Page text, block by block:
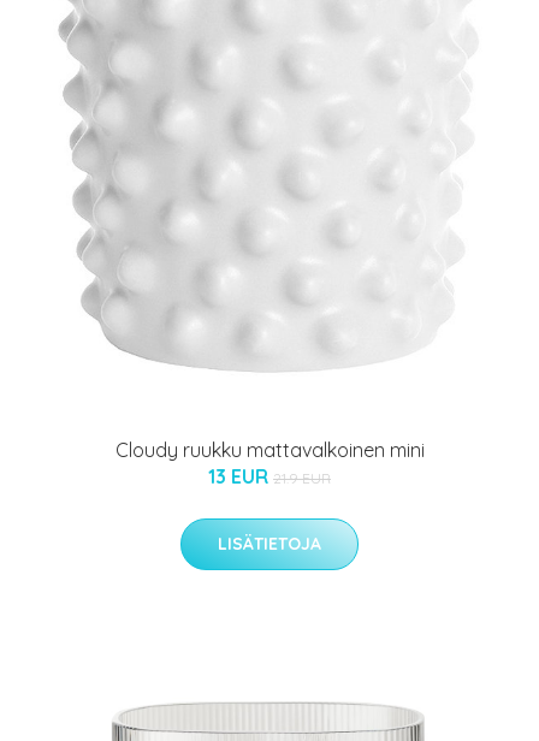
Cloudy ruukku mattavalkoinen mini
13 EUR 21.9 EUR
LISÄTIETOJA